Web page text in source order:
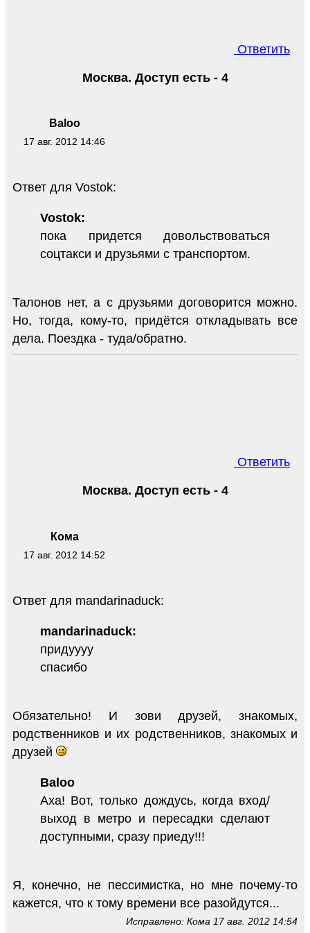
Ответить
Baloo
17 авг. 2012 14:46
Москва. Доступ есть - 4
Ответ для Vostok:
Vostok:
пока придется довольствоваться
соцтакси и друзьями с транспортом.
Талонов нет, а с друзьями договорится можно.
Но, тогда, кому-то, придётся откладывать все
дела. Поездка - туда/обратно.
Ответить
Кома
17 авг. 2012 14:52
Москва. Доступ есть - 4
Ответ для mandarinaduck:
mandarinaduck:
придуууу
спасибо
Обязательно! И зови друзей, знакомых,
родственников и их родственников, знакомых и
друзей
Baloo
Аха! Вот, только дождусь, когда вход/
выход в метро и пересадки сделают
доступными, сразу приеду!!!
Я, конечно, не пессимистка, но мне почему-то
кажется, что к тому времени все разойдутся...
Исправлено: Кома 17 авг. 2012 14:54